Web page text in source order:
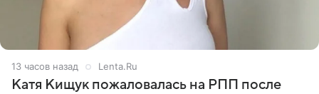
13 часов назад Lenta.Ru
Катя Кищук пожаловалась на РПП после